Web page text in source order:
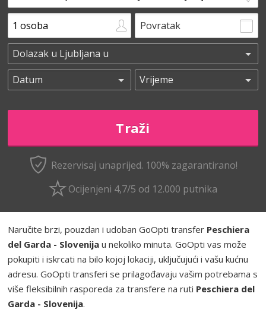
Povratak
Rezervisaj unaprijed. 100% zagarantirano!
Ocijenjeni 4,7/5 od 12.000 putnika
Naručite brzi, pouzdan i udoban GoOpti transfer Peschiera
del Garda - Slovenija u nekoliko minuta. GoOpti vas može
pokupiti i iskrcati na bilo kojoj lokaciji, uključujući i vašu kućnu
adresu. GoOpti transferi se prilagođavaju vašim potrebama s
više fleksibilnih rasporeda za transfere na ruti Peschiera del
Garda - Slovenija.